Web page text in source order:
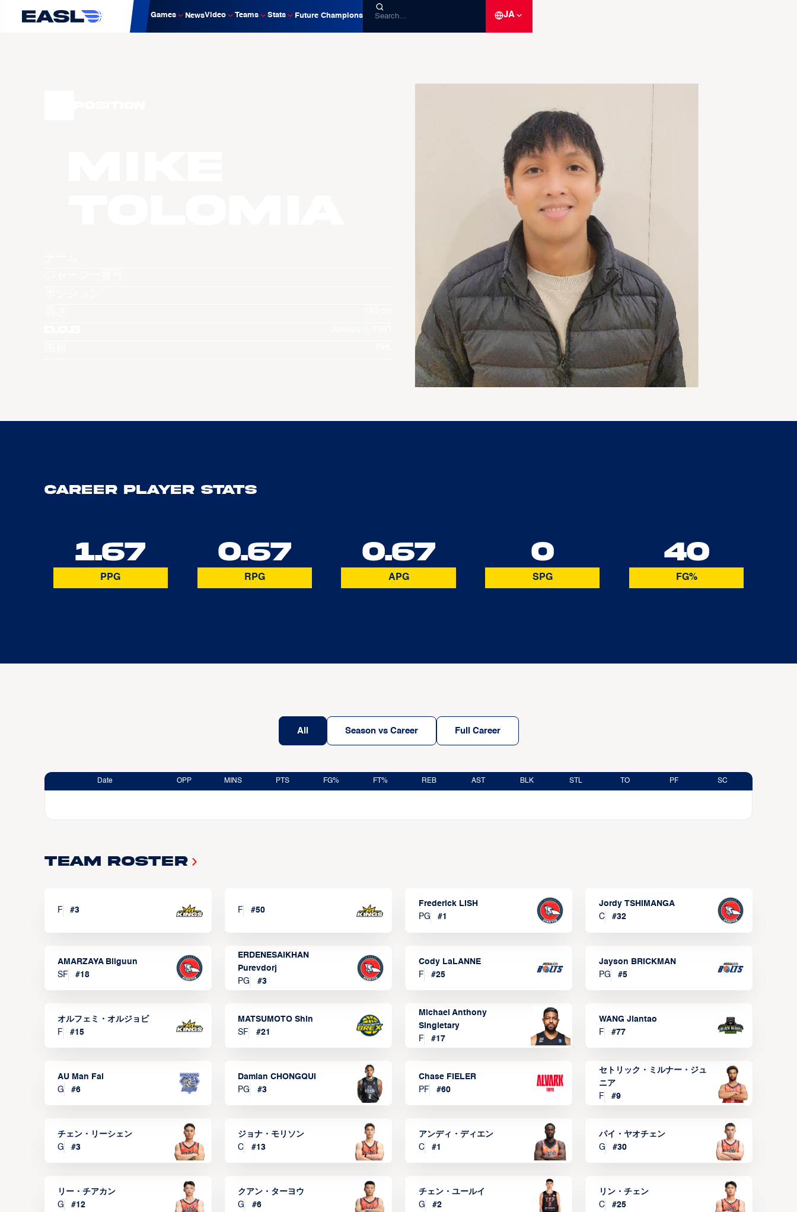
Games NewsVideo Teams Stats Future Champions JA
Career Player Stats
1.67
PPG
0.67
RPG
0.67
APG
0
SPG
40
FG%
All Season vs Career Full Career
Date OPP MINS PTS FG% FT% REB AST BLK STL TO PF SC
Team Roster
F #3 F #50
Frederick LISH
PG
#1
Jordy TSHIMANGA
C
#32
AMARZAYA Bilguun
SF
#18
ERDENESAIKHAN
Purevdorj
PG
#3
Cody LaLANNE
F
#25
Jayson BRICKMAN
PG
#5
オルフェミ・オルジョビ
F
#15
MATSUMOTO Shin
SF
#21
Michael Anthony
Singletary
F
#17
WANG Jiantao
F
#77
AU Man Fai
G
#6
Damian CHONGQUI
PG
#3
Chase FIELER
PF
#60
セトリック・ミルナー・ジュ
ニア
F
#9
チェン・リーシェン
G
#3
ジョナ・モリソン
C
#13
アンディ・ディエン
C
#1
パイ・ヤオチェン
G
#30
リー・チアカン
G
#12
クアン・ターヨウ
G
#6
チェン・ユールイ
G
#2
リン・チェン
C
#25